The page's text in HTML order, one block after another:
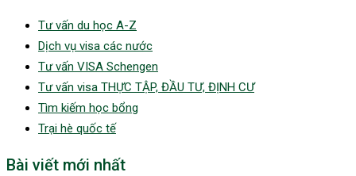
Tư vấn du học A-Z
Dịch vụ visa các nước
Tư vấn VISA Schengen
Tư vấn visa THỰC TẬP, ĐẦU TƯ, ĐỊNH CƯ
Tìm kiếm học bổng
Trại hè quốc tế
Bài viết mới nhất